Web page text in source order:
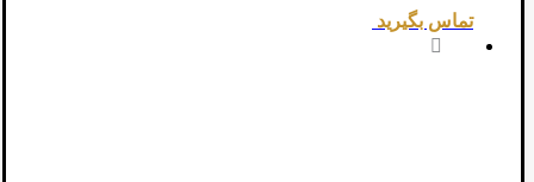
تماس بگیرید